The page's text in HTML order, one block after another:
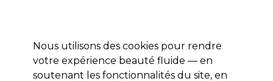
Se connecter
Nous utilisons des cookies pour rendre
votre expérience beauté fluide — en
soutenant les fonctionnalités du site, en